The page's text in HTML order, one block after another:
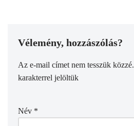
Vélemény, hozzászólás?
Az e-mail címet nem tesszük közzé.
karakterrel jelöltük
Név *